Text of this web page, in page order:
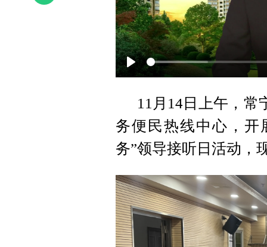
Play
11月14日上午，常
务便民热线中心，开
务”领导接听日活动，